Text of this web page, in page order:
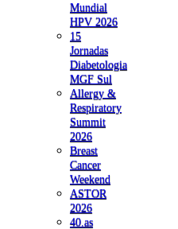
Mundial
HPV 2026
15
Jornadas
Diabetologia
MGF Sul
Allergy &
Respiratory
Summit
2026
Breast
Cancer
Weekend
ASTOR
2026
40.as